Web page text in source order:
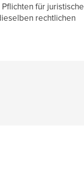
für juristische
rechtlichen